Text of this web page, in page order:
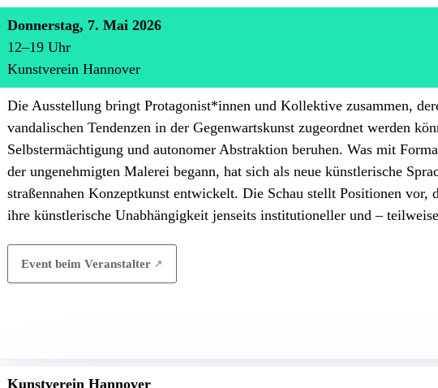
Donnerstag, 7. Mai 2026
12–19 Uhr
Kunstverein Hannover
Die Ausstellung bringt Protagonist*innen und Kollektive zusammen,
vandalischen Tendenzen in der Gegenwartskunst zugeordnet werden
Selbstermächtigung und autonomer Abstraktion beruhen. Was mit
der ungenehmigten Malerei begann, hat sich als neue künstlerische
straßennahen Konzeptkunst entwickelt. Die Schau stellt Positionen vor,
ihre künstlerische Unabhängigkeit jenseits institutioneller und –
Event beim Veranstalter
Kunstverein Hannover